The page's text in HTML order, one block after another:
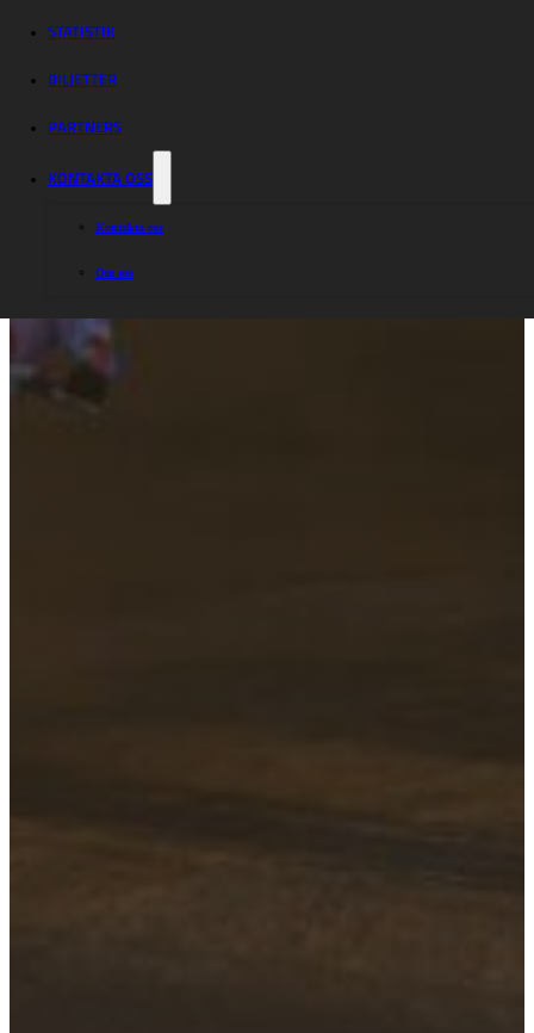
STATISTIK
BILJETTER
PARTNERS
KONTAKTA OSS
Kontakta oss
Om oss